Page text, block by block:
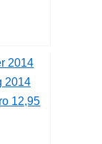
2014
12,95